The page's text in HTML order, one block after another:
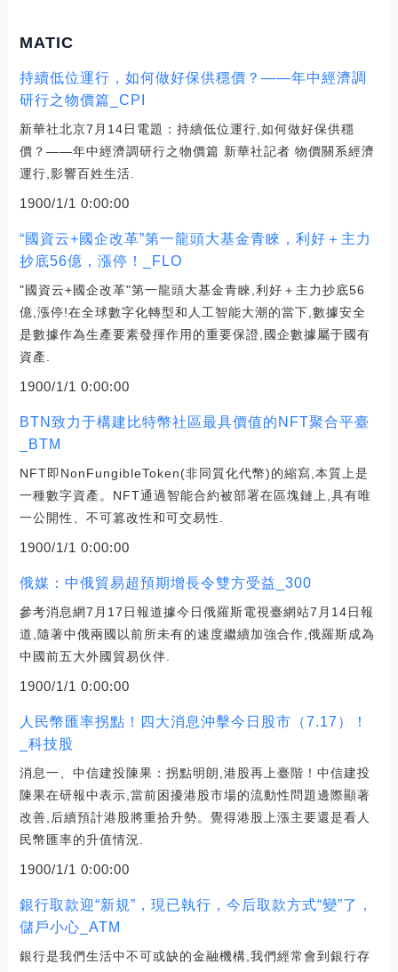
MATIC
持續低位運行，如何做好保供穩價？——年中經濟調
研行之物價篇_CPI
新華社北京7月14日電題：持續低位運行,如何做好保供穩
價？——年中經濟調研行之物價篇 新華社記者 物價關系經濟
運行,影響百姓生活.
1900/1/1 0:00:00
“國資云+國企改革”第一龍頭大基金青睞，利好＋主力
抄底56億，漲停！_FLO
"國資云+國企改革"第一龍頭大基金青睞,利好＋主力抄底56
億,漲停!在全球數字化轉型和人工智能大潮的當下,數據安全
是數據作為生產要素發揮作用的重要保證,國企數據屬于國有
資產.
1900/1/1 0:00:00
BTN致力于構建比特幣社區最具價值的NFT聚合平臺
_BTM
NFT即NonFungibleToken(非同質化代幣)的縮寫,本質上是
一種數字資產。NFT通過智能合約被部署在區塊鏈上,具有唯
一公開性、不可篡改性和可交易性.
1900/1/1 0:00:00
俄媒：中俄貿易超預期增長令雙方受益_300
參考消息網7月17日報道據今日俄羅斯電視臺網站7月14日報
道,隨著中俄兩國以前所未有的速度繼續加強合作,俄羅斯成為
中國前五大外國貿易伙伴.
1900/1/1 0:00:00
人民幣匯率拐點！四大消息沖擊今日股市（7.17）！
_科技股
消息一、中信建投陳果：拐點明朗,港股再上臺階！中信建投
陳果在研報中表示,當前困擾港股市場的流動性問題邊際顯著
改善,后續預計港股將重拾升勢。覺得港股上漲主要還是看人
民幣匯率的升值情況.
1900/1/1 0:00:00
銀行取款迎“新規”，現已執行，今后取款方式“變”了，
儲戶小心_ATM
銀行是我們生活中不可或缺的金融機構,我們經常會到銀行存